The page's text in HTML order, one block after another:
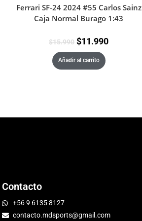
Ferrari SF-24 2024 #55 Carlos Sainz
Caja Normal Burago 1:43
$15.990 $11.990
Añadir al carrito
Contacto
+56 9 6135 8127
contacto.mdsports@gmail.com